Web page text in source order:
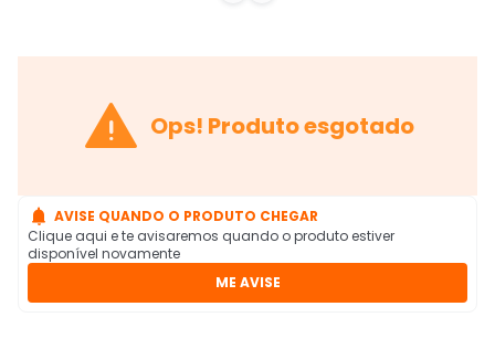
 Ops! Produto esgotado
 AVISE QUANDO O PRODUTO CHEGAR
Clique aqui e te avisaremos quando o produto estiver
disponível novamente
ME AVISE